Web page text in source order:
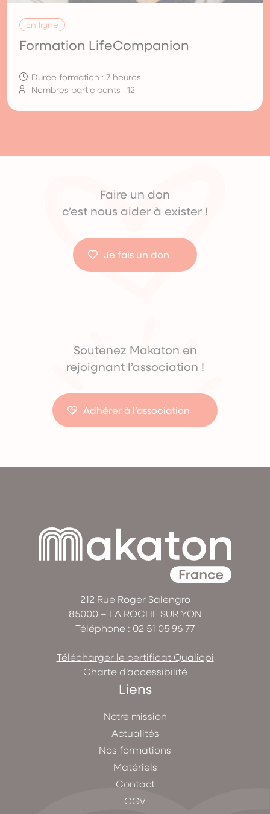
En ligne
Formation LifeCompanion
Durée formation : 7 heures
Nombres participants : 12
Faire un don
c’est nous aider à exister !
Je fais un don
Soutenez Makaton en
rejoignant l’association !
Adhérer à l’association
212 Rue Roger Salengro
85000 – LA ROCHE SUR YON
Téléphone : 02 51 05 96 77
Télécharger le certificat Qualiopi
Charte d’accessibilité
Liens
Notre mission
Actualités
Nos formations
Matériels
Contact
CGV